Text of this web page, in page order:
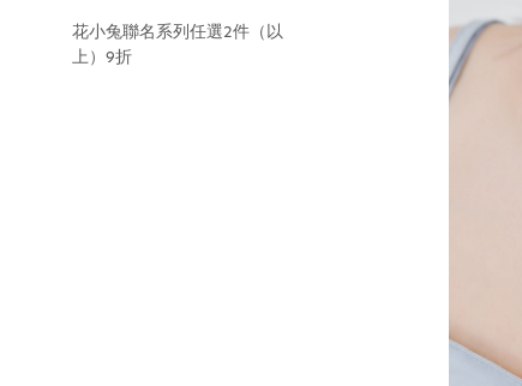
花小兔聯名系列任選2件（以
上）9折